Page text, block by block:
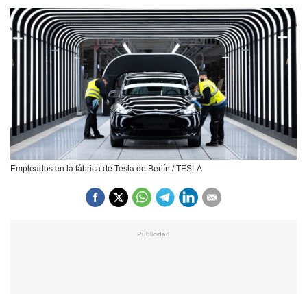
Empleados en la fábrica de Tesla de Berlín / TESLA